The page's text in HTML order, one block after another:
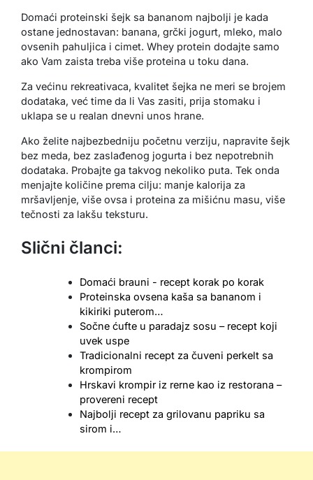
Domaći proteinski šejk sa bananom najbolji je kada
ostane jednostavan: banana, grčki jogurt, mleko, malo
ovsenih pahuljica i cimet. Whey protein dodajte samo
ako Vam zaista treba više proteina u toku dana.
Za većinu rekreativaca, kvalitet šejka ne meri se brojem
dodataka, već time da li Vas zasiti, prija stomaku i
uklapa se u realan dnevni unos hrane.
Ako želite najbezbedniju početnu verziju, napravite šejk
bez meda, bez zaslađenog jogurta i bez nepotrebnih
dodataka. Probajte ga takvog nekoliko puta. Tek onda
menjajte količine prema cilju: manje kalorija za
mršavljenje, više ovsa i proteina za mišićnu masu, više
tečnosti za lakšu teksturu.
Slični članci:
Domaći brauni - recept korak po korak
Proteinska ovsena kaša sa bananom i
kikiriki puterom…
Sočne ćufte u paradajz sosu – recept koji
uvek uspe
Tradicionalni recept za čuveni perkelt sa
krompirom
Hrskavi krompir iz rerne kao iz restorana –
provereni recept
Najbolji recept za grilovanu papriku sa
sirom i…